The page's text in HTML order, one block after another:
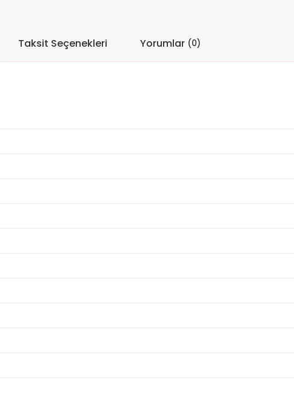
Taksit Seçenekleri Yorumlar (0)